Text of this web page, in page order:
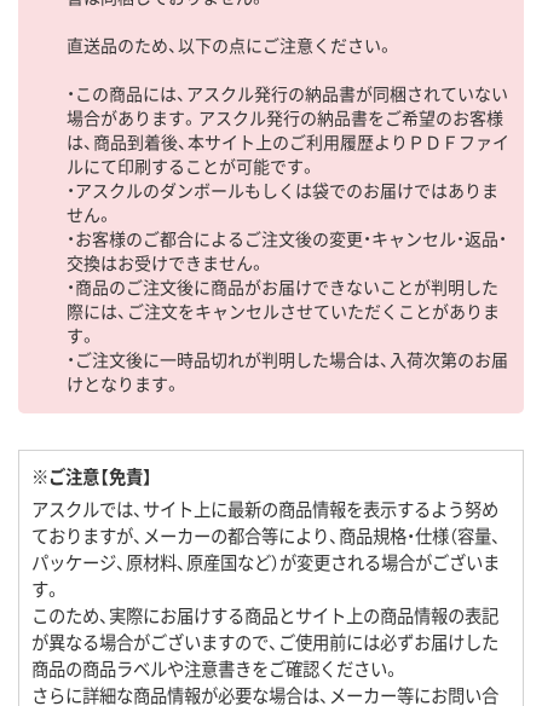
直送品のため、以下の点にご注意ください。
・この商品には、アスクル発行の納品書が同梱されていない
場合があります。アスクル発行の納品書をご希望のお客様
は、商品到着後、本サイト上のご利用履歴よりＰＤＦファイ
ルにて印刷することが可能です。
・アスクルのダンボールもしくは袋でのお届けではありま
せん。
・お客様のご都合によるご注文後の変更・キャンセル・返品・
交換はお受けできません。
・商品のご注文後に商品がお届けできないことが判明した
際には、ご注文をキャンセルさせていただくことがありま
す。
・ご注文後に一時品切れが判明した場合は、入荷次第のお届
けとなります。
※ご注意【免責】
アスクルでは、サイト上に最新の商品情報を表示するよう努め
ておりますが、メーカーの都合等により、商品規格・仕様（容量、
パッケージ、原材料、原産国など）が変更される場合がございま
す。
このため、実際にお届けする商品とサイト上の商品情報の表記
が異なる場合がございますので、ご使用前には必ずお届けした
商品の商品ラベルや注意書きをご確認ください。
さらに詳細な商品情報が必要な場合は、メーカー等にお問い合